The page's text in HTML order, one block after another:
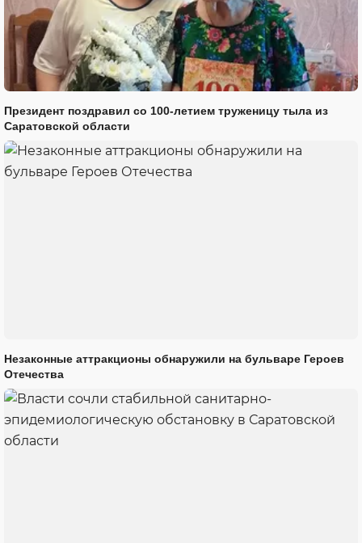
Президент поздравил со 100-летием труженицу тыла из
Саратовской области
Незаконные аттракционы обнаружили на бульваре Героев
Отечества